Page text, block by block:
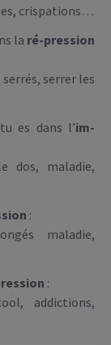
crispations…
la ré-pression
serrer les
es dans l’im-
dos, maladie,
:
maladie,
:
addictions,